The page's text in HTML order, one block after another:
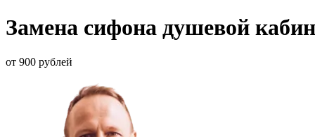
Замена сифона душевой
от 900 рублей